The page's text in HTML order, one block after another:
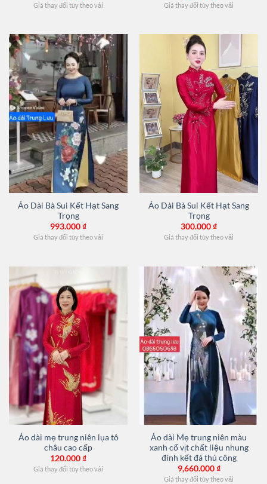
Giá thay đổi tùy theo vải Giá thay đổi tùy theo vải
Áo Dài Bà Sui Kết Hạt Sang
Trọng
993.000₫
Giá thay đổi tùy theo vải
Áo Dài Bà Sui Kết Hạt Sang
Trọng
300.000₫
Giá thay đổi tùy theo vải
Áo dài mẹ trung niên lụa tô
châu cao cấp
120.000₫
Giá thay đổi tùy theo vải
Áo dài Mẹ trung niên màu
xanh cổ vịt chất liệu nhung
đính kết đá thủ công
9,660.000₫
Giá thay đổi tùy theo vải